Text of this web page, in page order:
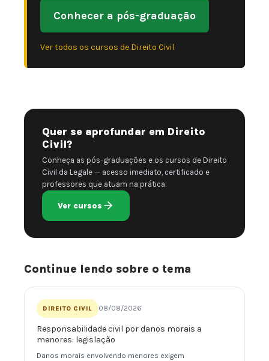
Conhecer a pós-graduação
Ver todos os cursos de Direito Civil
Quer se aprofundar em Direito
Civil?
Conheça as pós-graduações e os cursos de Direito
Civil da Legale — acesso imediato, certificado e
professores que atuam na prática.
Ver cursos
Continue lendo sobre o tema
DIREITO CIVIL 08/08/2026
Responsabilidade civil por danos morais a
menores: legislação
Danos morais envolvendo menores exigem